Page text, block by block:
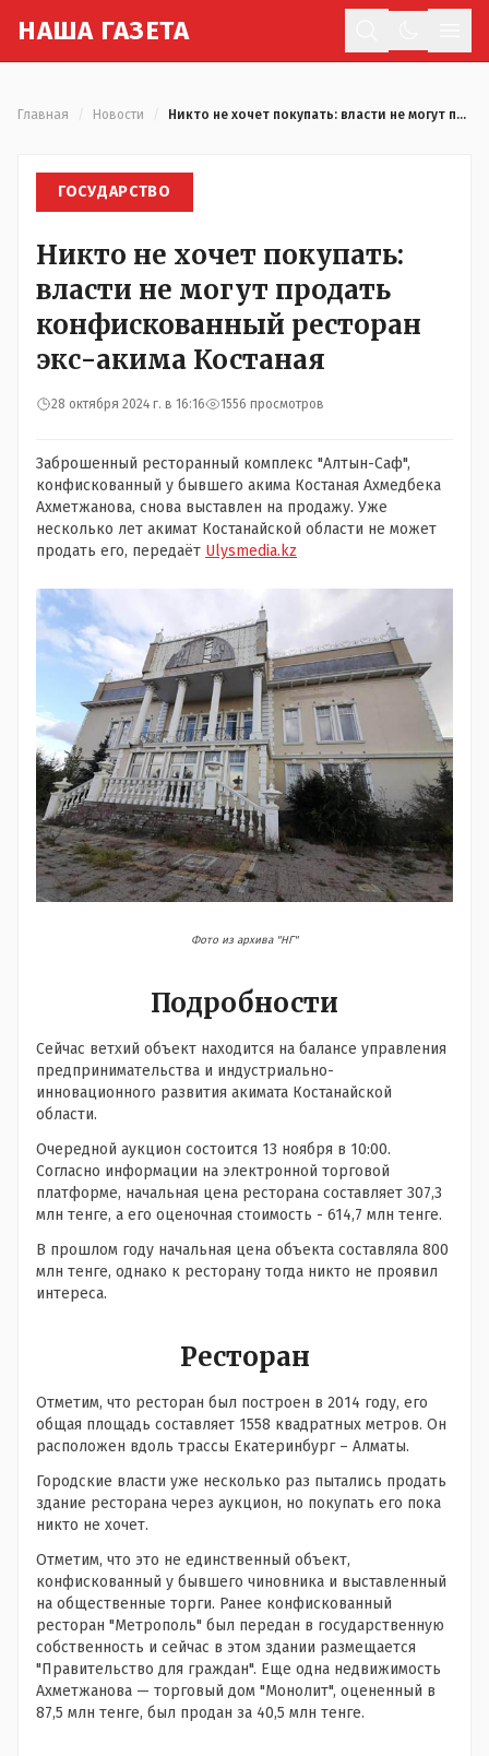
НАША ГАЗЕТА
Главная Новости Никто не хочет покупать: власти не могут продать конфискованный ресторан экс-акима Костаная
ГОСУДАРСТВО
Никто не хочет покупать:
власти не могут продать
конфискованный ресторан
экс-акима Костаная
28 октября 2024 г. в 16:16 1556 просмотров
Заброшенный ресторанный комплекс "Алтын-Саф",
конфискованный у бывшего акима Костаная Ахмедбека
Ахметжанова, снова выставлен на продажу. Уже
несколько лет акимат Костанайской области не может
продать его, передаёт Ulysmedia.kz
Фото из архива "НГ"
Подробности
Сейчас ветхий объект находится на балансе управления
предпринимательства и индустриально-
инновационного развития акимата Костанайской
области.
Очередной аукцион состоится 13 ноября в 10:00.
Согласно информации на электронной торговой
платформе, начальная цена ресторана составляет 307,3
млн тенге, а его оценочная стоимость - 614,7 млн тенге.
В прошлом году начальная цена объекта составляла 800
млн тенге, однако к ресторану тогда никто не проявил
интереса.
Ресторан
Отметим, что ресторан был построен в 2014 году, его
общая площадь составляет 1558 квадратных метров. Он
расположен вдоль трассы Екатеринбург – Алматы.
Городские власти уже несколько раз пытались продать
здание ресторана через аукцион, но покупать его пока
никто не хочет.
Отметим, что это не единственный объект,
конфискованный у бывшего чиновника и выставленный
на общественные торги. Ранее конфискованный
ресторан "Метрополь" был передан в государственную
собственность и сейчас в этом здании размещается
"Правительство для граждан". Еще одна недвижимость
Ахметжанова — торговый дом "Монолит", оцененный в
87,5 млн тенге, был продан за 40,5 млн тенге.